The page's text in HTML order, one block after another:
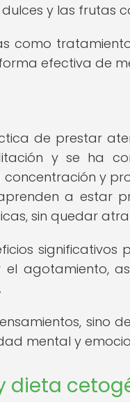
y las frutas
como
efectiva de
de prestar
y se ha
y
a estar
sin quedar
agotamiento,
sino
mental y
dieta